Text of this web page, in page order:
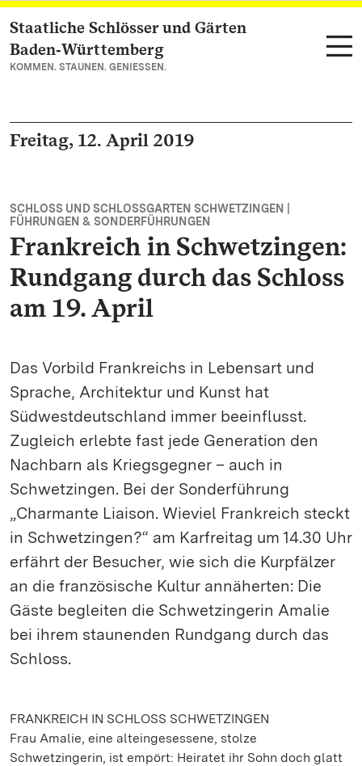
Zum Hauptinhalt springen
Staatliche Schlösser und Gärten
Baden‑Württemberg
KOMMEN. STAUNEN. GENIESSEN.
Freitag, 12. April 2019
SCHLOSS UND SCHLOSSGARTEN SCHWETZINGEN |
FÜHRUNGEN & SONDERFÜHRUNGEN
Frankreich in Schwetzingen:
Rundgang durch das Schloss
am 19. April
Das Vorbild Frankreichs in Lebensart und
Sprache, Architektur und Kunst hat
Südwestdeutschland immer beeinflusst.
Zugleich erlebte fast jede Generation den
Nachbarn als Kriegsgegner – auch in
Schwetzingen. Bei der Sonderführung
„Charmante Liaison. Wieviel Frankreich steckt
in Schwetzingen?“ am Karfreitag um 14.30 Uhr
erfährt der Besucher, wie sich die Kurpfälzer
an die französische Kultur annäherten: Die
Gäste begleiten die Schwetzingerin Amalie
bei ihrem staunenden Rundgang durch das
Schloss.
FRANKREICH IN SCHLOSS SCHWETZINGEN
Frau Amalie, eine alteingesessene, stolze
Schwetzingerin, ist empört: Heiratet ihr Sohn doch glatt